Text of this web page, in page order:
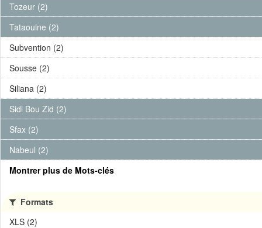
Tozeur (2)
Tataouine (2)
Subvention (2)
Sousse (2)
Siliana (2)
Sidi Bou Zid (2)
Sfax (2)
Nabeul (2)
Montrer plus de Mots-clés
Formats
XLS (2)